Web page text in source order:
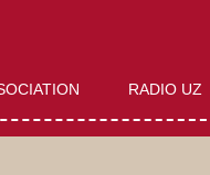
RADIO UZ